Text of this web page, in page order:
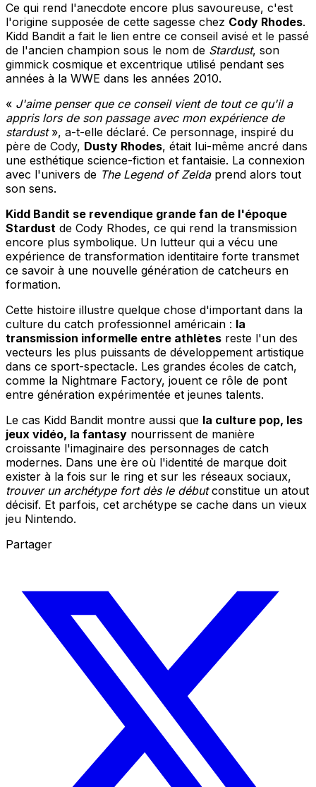
Ce qui rend l'anecdote encore plus savoureuse, c'est
l'origine supposée de cette sagesse chez Cody Rhodes.
Kidd Bandit a fait le lien entre ce conseil avisé et le passé
de l'ancien champion sous le nom de Stardust, son
gimmick cosmique et excentrique utilisé pendant ses
années à la WWE dans les années 2010.
« J'aime penser que ce conseil vient de tout ce qu'il a
appris lors de son passage avec mon expérience de
stardust», a-t-elle déclaré. Ce personnage, inspiré du
père de Cody, Dusty Rhodes, était lui-même ancré dans
une esthétique science-fiction et fantaisie. La connexion
avec l'univers de The Legend of Zeldaprend alors tout
son sens.
Kidd Bandit se revendique grande fan de l'époque
Stardust de Cody Rhodes, ce qui rend la transmission
encore plus symbolique. Un lutteur qui a vécu une
expérience de transformation identitaire forte transmet
ce savoir à une nouvelle génération de catcheurs en
formation.
Cette histoire illustre quelque chose d'important dans la
culture du catch professionnel américain : la
transmission informelle entre athlètes reste l'un des
vecteurs les plus puissants de développement artistique
dans ce sport-spectacle. Les grandes écoles de catch,
comme la Nightmare Factory, jouent ce rôle de pont
entre génération expérimentée et jeunes talents.
Le cas Kidd Bandit montre aussi que la culture pop, les
jeux vidéo, la fantasy nourrissent de manière
croissante l'imaginaire des personnages de catch
modernes. Dans une ère où l'identité de marque doit
exister à la fois sur le ring et sur les réseaux sociaux,
trouver un archétype fort dès le débutconstitue un atout
décisif. Et parfois, cet archétype se cache dans un vieux
jeu Nintendo.
Partager